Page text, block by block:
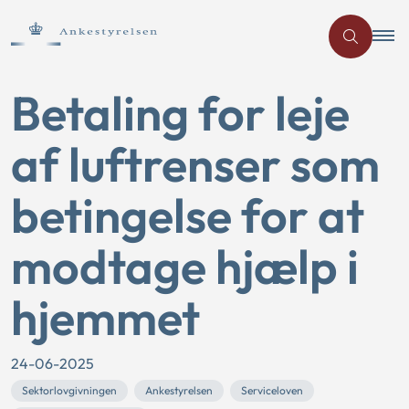
Betaling for leje
af luftrenser som
betingelse for at
modtage hjælp i
hjemmet
24-06-2025
Sektorlovgivningen Ankestyrelsen Serviceloven